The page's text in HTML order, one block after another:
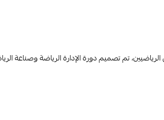
تم تصميم دورة الإدارة الرياضة وصناعة